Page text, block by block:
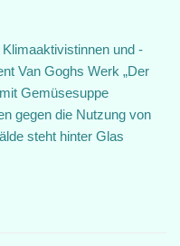
und -
Van Goghs Werk „Der
Gemüsesuppe
gegen die Nutzung von
steht hinter Glas